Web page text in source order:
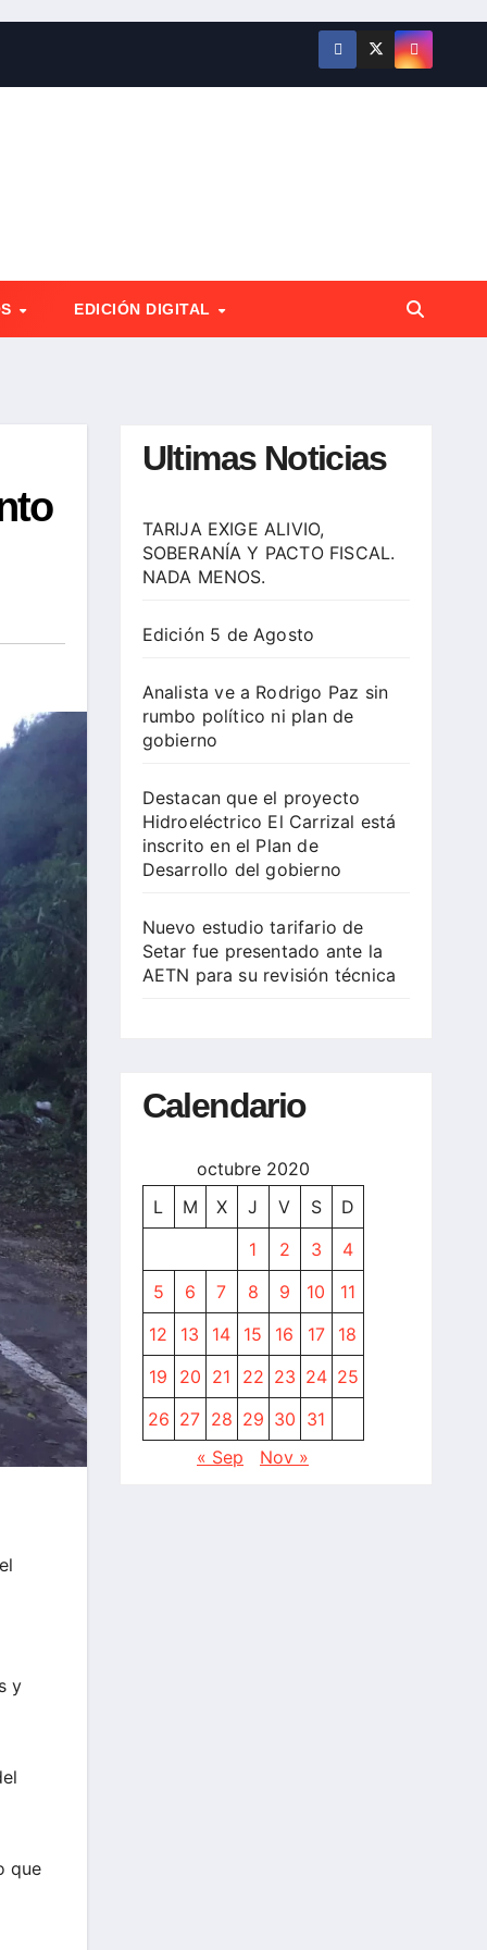
EDICIÓN DIGITAL
y
que
Ultimas Noticias
TARIJA EXIGE ALIVIO,
SOBERANÍA Y PACTO FISCAL.
NADA MENOS.
Edición 5 de Agosto
Analista ve a Rodrigo Paz sin
rumbo político ni plan de
gobierno
Destacan que el proyecto
Hidroeléctrico El Carrizal está
inscrito en el Plan de
Desarrollo del gobierno
Nuevo estudio tarifario de
Setar fue presentado ante la
AETN para su revisión técnica
Calendario
octubre 2020
L
M X J V S
D
1
2 3
4
5
6 7 8 9 10
11
12
13 14 15 16 17
18
19
20 21 22 23 24 25
26 27 28 29 30 31
« Sep
Nov »